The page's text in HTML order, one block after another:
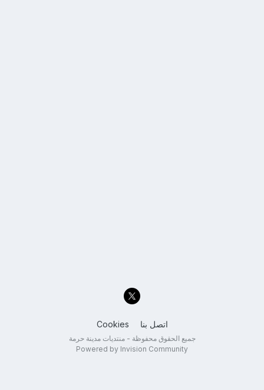
اتصل بنا Cookies
جميع الحقوق محفوظة - منتديات مدينة حرمة
Powered by Invision Community